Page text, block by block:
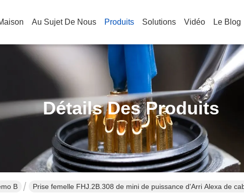
Au Sujet De Nous Produits Solutions Vidéo Le Blog
Détails Des Produits
B Prise femelle FHJ.2B.308 de mini de puissance d'Arri Alexa de